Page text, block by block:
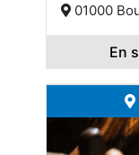
01000
En